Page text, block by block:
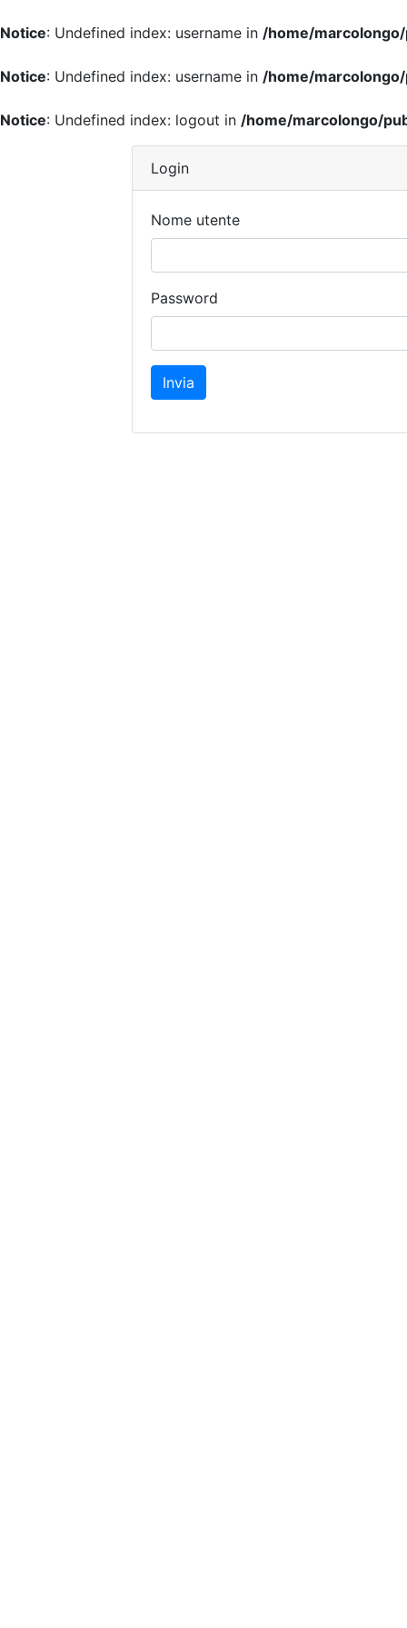
Notice: Undefined index: username in /home/
Notice: Undefined index: username in /home/
Notice: Undefined index: logout in /home/marcolongo/
Login
Nome utente
Password
Invia